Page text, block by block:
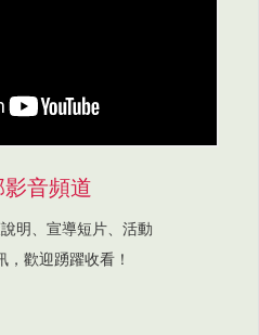
音頻道
明、宣導短片、活動
，歡迎踴躍收看！